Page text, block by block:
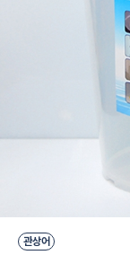
관상어